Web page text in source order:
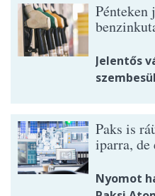
Pénteken
Jelentős
Paks is
iparra,
Nyomot